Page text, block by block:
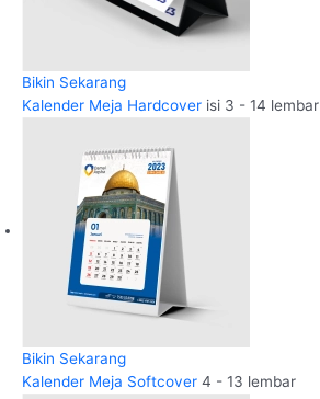
Bikin Sekarang
Kalender Meja Hardcover isi 3 - 14 lembar
Bikin Sekarang
Kalender Meja Softcover 4 - 13 lembar